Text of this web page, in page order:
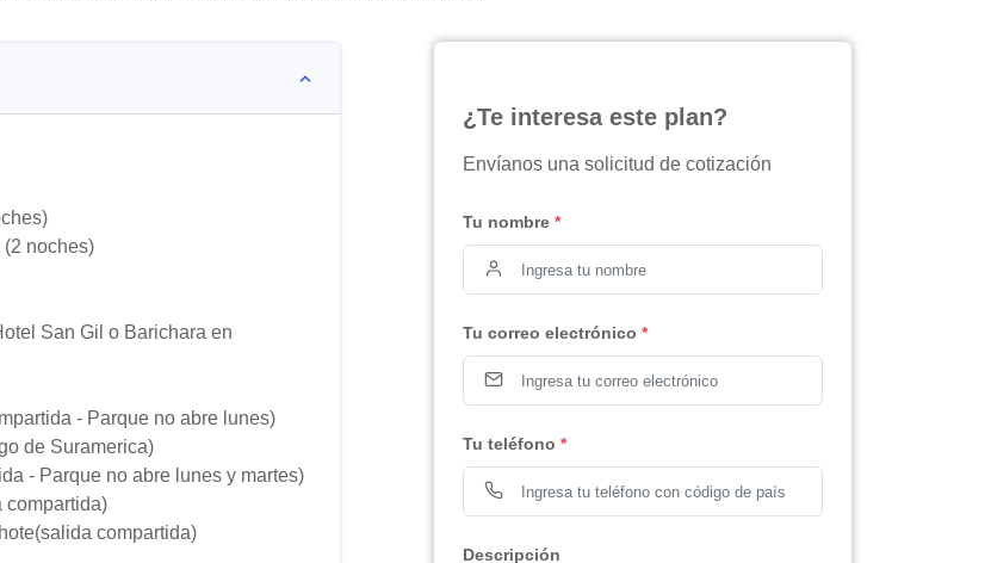
noches)
San Gil o Barichara en
- Parque no abre lunes)
de Suramerica)
- Parque no abre lunes y martes)
compartida)
compartida)
¿Te interesa este plan?
Envíanos una solicitud de cotización
Tu nombre *
Tu correo electrónico *
Tu teléfono *
Descripción